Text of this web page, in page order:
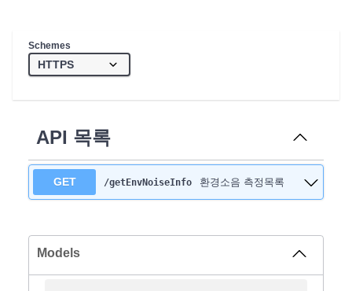
Schemes
API 목록
GET /getEnvNoiseInfo 환경소음 측정목록
Models